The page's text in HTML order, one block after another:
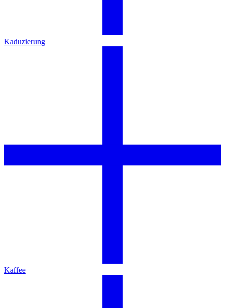
Kaduzierung
Kaffee